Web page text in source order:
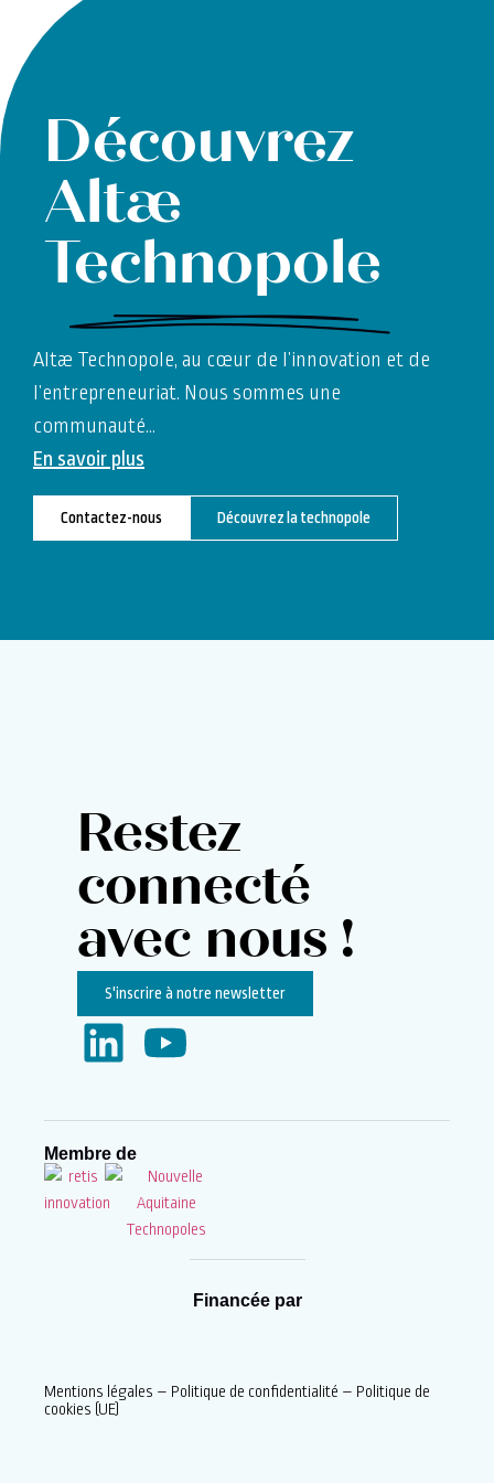
Découvrez
Altæ
Technopole
Altæ Technopole, au cœur de l’innovation et de
l’entrepreneuriat. Nous sommes une
communauté…
En savoir plus
Contactez-nous Découvrez la technopole
Restez
connecté
avec nous !
S'inscrire à notre newsletter
Membre de
Financée par
Mentions légales – Politique de confidentialité – Politique de
cookies (UE)